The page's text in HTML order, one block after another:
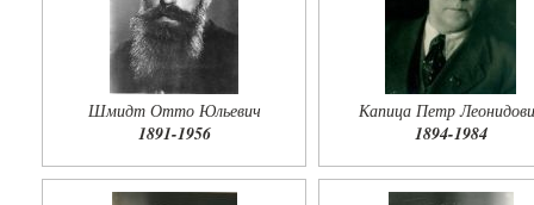
Шмидт Отто Юльевич
1891-1956
Капица Петр
1894-1984